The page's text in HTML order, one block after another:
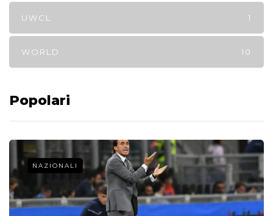
UWCL 1
WORLD 10
Popolari
NAZIONALI